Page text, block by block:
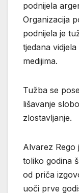
podnijela
Organizacija
podnijela je
tjedana
medijima.
Tužba se
lišavanje
zlostavljanje.
Alvarez
toliko godina
od priča
uoči prve